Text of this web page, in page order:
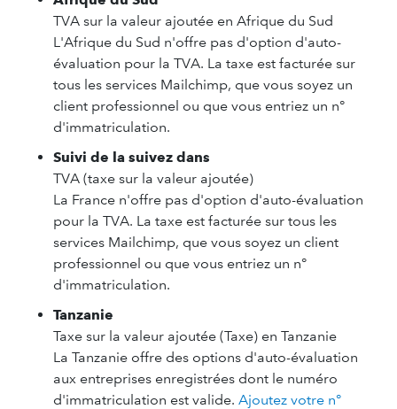
TVA sur la valeur ajoutée en Afrique du Sud
L'Afrique du Sud n'offre pas d'option d'auto-
évaluation pour la TVA. La taxe est facturée sur
tous les services Mailchimp, que vous soyez un
client professionnel ou que vous entriez un n°
d'immatriculation.
Suivi de la suivez dans
TVA (taxe sur la valeur ajoutée)
La France n'offre pas d'option d'auto-évaluation
pour la TVA. La taxe est facturée sur tous les
services Mailchimp, que vous soyez un client
professionnel ou que vous entriez un n°
d'immatriculation.
Tanzanie
Taxe sur la valeur ajoutée (Taxe) en Tanzanie
La Tanzanie offre des options d'auto-évaluation
aux entreprises enregistrées dont le numéro
d'immatriculation est valide. Ajoutez votre n°